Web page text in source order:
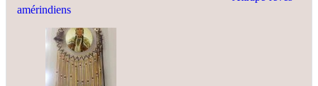
amérindiens